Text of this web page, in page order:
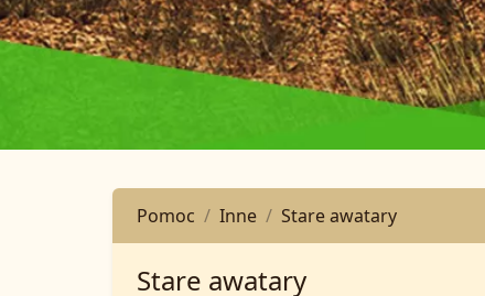
Pomoc Inne Stare awatary
Stare awatary